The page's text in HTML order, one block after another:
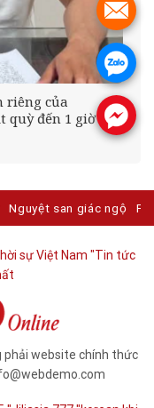
riêng của
quỳ đến 1 giờ
Nguyệt san giác ngộ
sự Việt Nam "Tin tức
phải website chính thức
.
.
.